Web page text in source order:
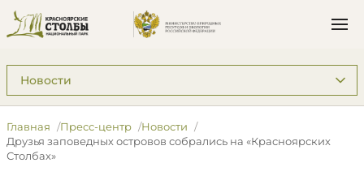
Подразделы: Пресс-центр
Главная Пресс-центр
Новости
​Друзья заповедных островов собрались на «Красноярских
Столбах»